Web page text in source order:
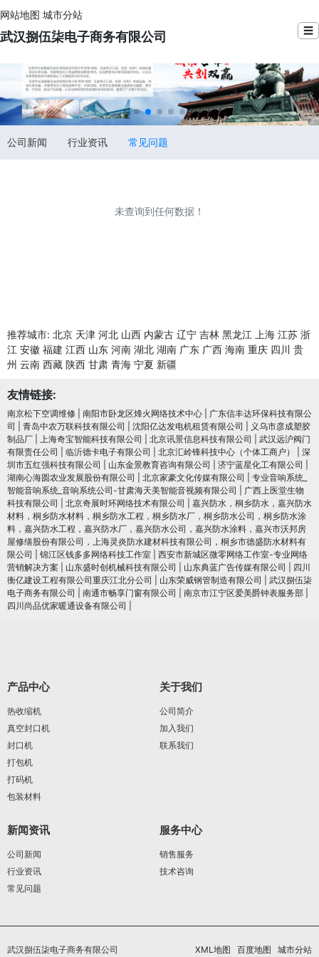
网站地图 城市分站
武汉捌伍柒电子商务有限公司 ☰
公司新闻 行业资讯 常见问题
未查询到任何数据！
推荐城市: 北京 天津 河北 山西 内蒙古 辽宁 吉林 黑龙江 上海 江苏 浙
江 安徽 福建 江西 山东 河南 湖北 湖南 广东 广西 海南 重庆 四川 贵
州 云南 西藏 陕西 甘肃 青海 宁夏 新疆
友情链接:
南京松下空调维修 南阳市卧龙区烽火网络技术中心
广东信丰达环保科技有限公
司
青岛中农万联科技有限公司 沈阳亿达发电机租赁有限公司
义乌市彦成塑胶
制品厂
上海奇宝智能科技有限公司 北京讯景信息科技有限公司
武汉远沪阀门
有限责任公司
临沂德卡电子有限公司 北京汇岭锋科技中心（个体工商户）
深
圳市五红强科技有限公司
山东金景教育咨询有限公司 济宁蓝星化工有限公司
湖南心海圆农业发展股份有限公司
北京家豪文化传媒有限公司
专业音响系统_
智能音响系统_音响系统公司-甘肃海天美智能音视频有限公司
广西上医堂生物
科技有限公司
北京奇展时环网络技术有限公司
嘉兴防水，桐乡防水，嘉兴防水
材料，桐乡防水材料，桐乡防水工程，桐乡防水厂，桐乡防水公司，桐乡防水涂
料，嘉兴防水工程，嘉兴防水厂，嘉兴防水公司，嘉兴防水涂料，嘉兴市沃邦房
屋修缮股份有限公司，上海灵炎防水建材科技有限公司，桐乡市德盛防水材料有
限公司
锦江区钱多多网络科技工作室
西安市新城区微零网络工作室-专业网络
营销解决方案
山东盛时创机械科技有限公司 山东典蓝广告传媒有限公司
四川
衡亿建设工程有限公司重庆江北分公司
山东荣威钢管制造有限公司
武汉捌伍柒
电子商务有限公司
南通市畅享门窗有限公司 南京市江宁区爱美爵钟表服务部
四川尚品优家暖通设备有限公司
产品中心
热收缩机
真空封口机
封口机
打包机
打码机
包装材料
关于我们
公司简介
加入我们
联系我们
新闻资讯
公司新闻
行业资讯
常见问题
服务中心
销售服务
技术咨询
武汉捌伍柒电子商务有限公司 XML地图 百度地图 城市分站